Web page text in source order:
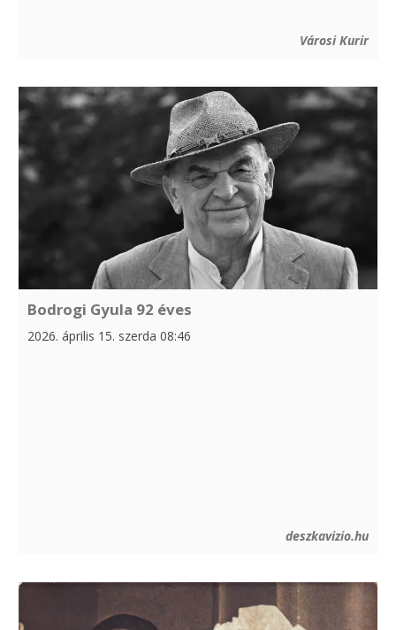
Városi Kurir
Bodrogi Gyula 92 éves
2026. április 15. szerda 08:46
deszkavizio.hu